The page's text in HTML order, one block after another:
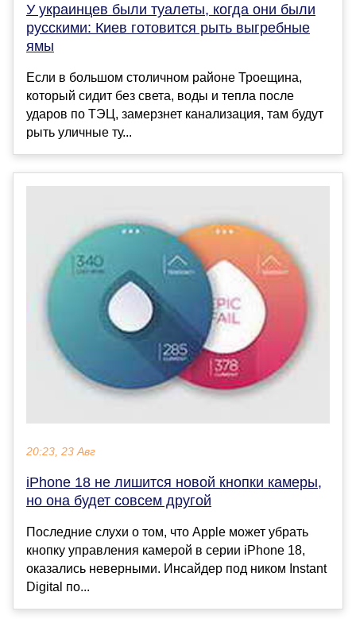
У украинцев были туалеты, когда они были
русскими: Киев готовится рыть выгребные
ямы
Если в большом столичном районе Троещина,
который сидит без света, воды и тепла после
ударов по ТЭЦ, замерзнет канализация, там будут
рыть уличные ту...
20:23, 23 Авг
iPhone 18 не лишится новой кнопки камеры,
но она будет совсем другой
Последние слухи о том, что Apple может убрать
кнопку управления камерой в серии iPhone 18,
оказались неверными. Инсайдер под ником Instant
Digital по...